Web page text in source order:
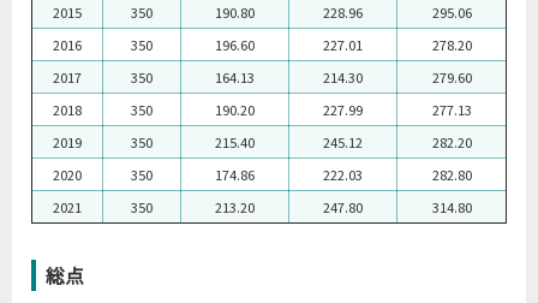
2015
350 190.80 228.96
295.06
2016
350 196.60 227.01
278.20
2017
350 164.13 214.30
279.60
2018
350 190.20 227.99
277.13
2019
350 215.40 245.12
282.20
2020
350 174.86 222.03
282.80
2021
350 213.20 247.80 314.80
総点